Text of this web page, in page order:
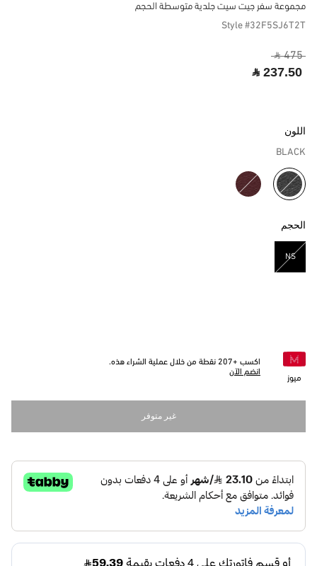
مجموعة سفر جيت سيت جلدية متوسطة الحجم
Style #32F5SJ6T2T
‎ ⃁ 475 ‎
‎ ⃁ 237.50 ‎
اللون
BLACK
مختار
الحجم
NS
مختار
ميوز
اكسب +207 نقطة من خلال عملية الشراء هذه.
انضم الآن
غير متوفر